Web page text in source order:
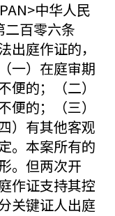
中华人民
二百零六条
出庭作证的，
一）在庭审期
便的；（二）
的；（三）
）有其他客观
。本案所有的
。但两次开
作证支持其控
关键证人出庭